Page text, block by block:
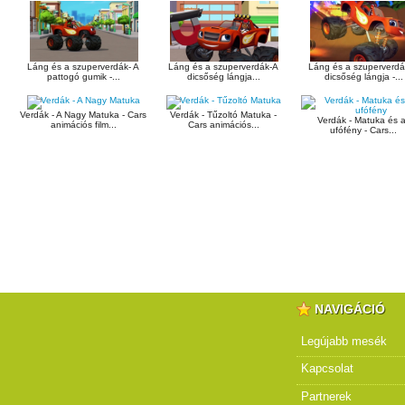
Láng és a szuperverdák- A
pattogó gumik -...
Láng és a szuperverdák-A
dicsőség lángja...
Láng és a
dicsőség lángja -...
Verdák - A Nagy Matuka - Cars
animációs film...
Verdák - Tűzoltó Matuka -
Cars animációs...
Verdák - Matuka és
ufófény - Cars...
NAVIGÁCIÓ
Legújabb mesék
Kapcsolat
Partnerek